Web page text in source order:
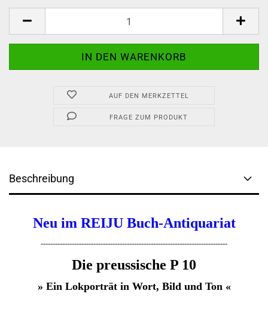
AUF DEN MERKZETTEL
FRAGE ZUM PRODUKT
Beschreibung
Neu im REIJU Buch-Antiquariat
------------------------------------------------------------------------------
Die preussische P 10
» Ein Lokporträt in Wort, Bild und Ton «